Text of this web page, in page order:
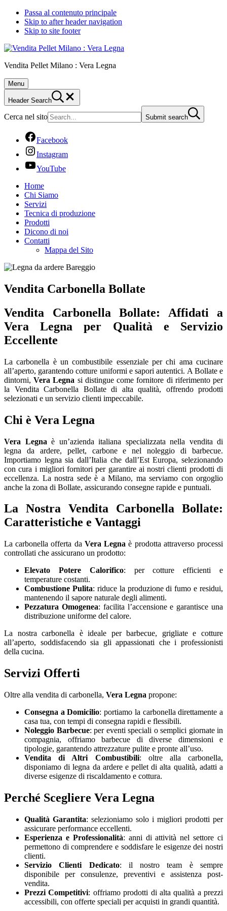
Passa al contenuto principale
Skip to after header navigation
Skip to site footer
Vendita Pellet Milano : Vera Legna
Menu
Header Search
Cerca nel sito Submit search
Facebook
Instagram
YouTube
Home
Chi Siamo
Servizi
Tecnica di produzione
Prodotti
Dicono di noi
Contatti
Mappa del Sito
Vendita Carbonella Bollate
Vendita Carbonella Bollate: Affidati a
Vera Legna per Qualità e Servizio
Eccellente
La carbonella è un combustibile essenziale per chi ama cucinare
all’aperto, garantendo cotture uniformi e sapori autentici. A Bollate e
dintorni,Vera Legna si distingue come fornitore di riferimento per
la Vendita Carbonella Bollate di alta qualità, offrendo prodotti
selezionati e un servizio clienti impeccabile.
Chi è Vera Legna
Vera Legna è un’azienda italiana specializzata nella vendita di
legna da ardere, pellet, carbone e nel noleggio di barbecue.
Importiamo legna sia dall’Italia che dall’Est Europa, selezionando
con cura i migliori fornitori per garantire ai nostri clienti prodotti di
eccellenza. La nostra sede è a Milano, ma serviamo con orgoglio
anche la zona di Bollate, assicurando consegne rapide e puntuali.
La Nostra Vendita Carbonella Bollate:
Caratteristiche e Vantaggi
La carbonella offerta da Vera Legna è prodotta attraverso processi
controllati che assicurano un prodotto:
Elevato Potere Calorifico: per cotture efficienti e
temperature costanti.
Combustione Pulita: riduce la produzione di fumo e residui,
mantenendo il sapore naturale degli alimenti.
Pezzatura Omogenea: facilita l’accensione e garantisce una
distribuzione uniforme del calore.
La nostra carbonella è ideale per barbecue, grigliate e cotture
all’aperto, soddisfacendo sia gli appassionati che i professionisti
della cucina.
Servizi Offerti
Oltre alla vendita di carbonella, Vera Legna propone:
Consegna a Domicilio: portiamo la carbonella direttamente a
casa tua, con tempi di consegna rapidi e flessibili.
Noleggio Barbecue: per eventi speciali o semplici giornate in
compagnia, offriamo barbecue di diverse dimensioni e
tipologie, garantendo attrezzature pulite e pronte all’uso.
Vendita di Altri Combustibili: oltre alla carbonella,
disponiamo di legna da ardere e pellet di alta qualità, adatti a
diverse esigenze di riscaldamento e cottura.
Perché Scegliere Vera Legna
Qualità Garantita: selezioniamo solo i migliori prodotti per
assicurare performance eccellenti.
Esperienza e Professionalità: anni di attività nel settore ci
permettono di comprendere e soddisfare le esigenze dei nostri
clienti.
Servizio Clienti Dedicato: il nostro team è sempre
disponibile per consulenze, preventivi e assistenza post-
vendita.
Prezzi Competitivi: offriamo prodotti di alta qualità a prezzi
accessibili, con offerte speciali per acquisti in grandi quantità.